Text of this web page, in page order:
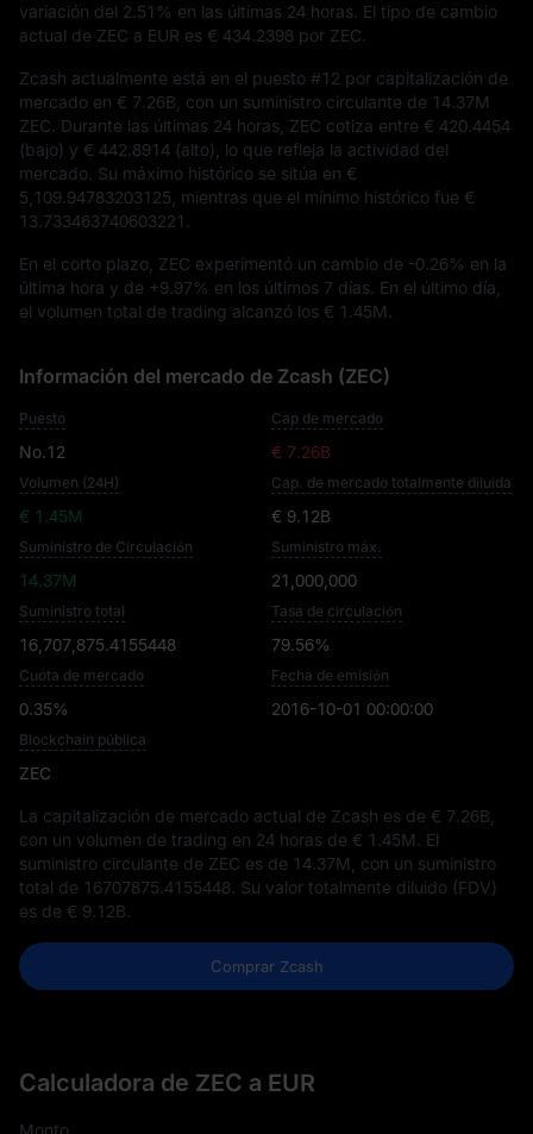
variación del 2.51% en las últimas 24 horas. El tipo de cambio
actual de ZEC a EUR es € 434.2398 por ZEC.
Zcash actualmente está en el puesto #12 por capitalización de
mercado en € 7.26B , con un suministro circulante de 14.37M
ZEC . Durante las últimas 24 horas, ZEC cotiza entre € 420.4454
(bajo) y € 442.8914 (alto), lo que refleja la actividad del
mercado. Su máximo histórico se sitúa en €
5,109.94783203125 , mientras que el mínimo histórico fue €
13.733463740603221
En el corto plazo, ZEC experimentó un cambio de -0.26% en la
última hora y de +9.97% en los últimos 7 días. En el último día,
el volumen total de trading alcanzó los € 1.45M
Información del mercado de Zcash (ZEC)
Puesto
No.12
Cap de mercado
€ 7.26B
Volumen (24H)
€ 1.45M
Cap. de mercado totalmente diluida
€ 9.12B
Suministro de Circulación
14.37M
Suministro máx.
21,000,000
Suministro total
16,707,875.4155448
Tasa de circulación
79.56%
Cuota de mercado
0.35%
Fecha de emisión
2016-10-01 00:00:00
Blockchain pública
ZEC
La capitalización de mercado actual de Zcash es de € 7.26B
con un volumen de trading en 24 horas de € 1.45M
. El
suministro circulante de ZEC es de 14.37M
, con un suministro
total de 16707875.4155448 . Su valor totalmente diluido (FDV)
es de € 9.12B
Comprar Zcash
Calculadora de ZEC a EUR
Monto